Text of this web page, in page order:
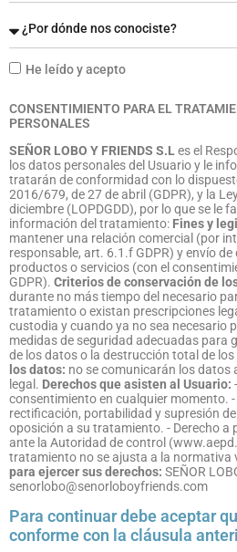
He leído y acepto
CONSENTIMIENTO PARA EL
PERSONALES
SEÑOR LOBO Y FRIENDS S.L es el
los datos personales del Usuario y le
tratarán de conformidad con lo
2016/679, de 27 de abril (GDPR), y la
diciembre (LOPDGDD), por lo que se le
información del tratamiento: Fines y
mantener una relación comercial (por
responsable, art. 6.1.f GDPR) y envío
productos o servicios (con el
GDPR). Criterios de conservación de
durante no más tiempo del necesario
tratamiento o existan prescripciones
custodia y cuando ya no sea necesario
medidas de seguridad adecuadas para
de los datos o la destrucción total de los
los datos: no se comunicarán los datos
legal. Derechos que asisten al Usuario:
consentimiento en cualquier momento. -
rectificación, portabilidad y supresión
oposición a su tratamiento. - Derecho a
ante la Autoridad de control
tratamiento no se ajusta a la normativa
para ejercer sus derechos: SEÑOR
senorlobo@senorloboyfriends.com
Para continuar debe aceptar
conforme con la cláusula